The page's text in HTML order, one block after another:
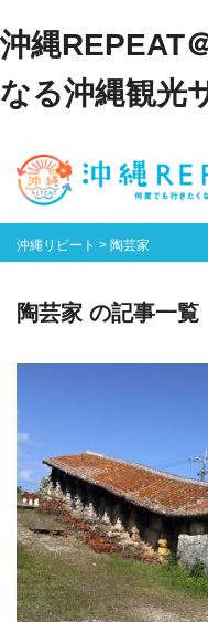
沖縄REPEAT
なる沖縄観光
沖縄リピート > 陶芸家
陶芸家 の記事一覧